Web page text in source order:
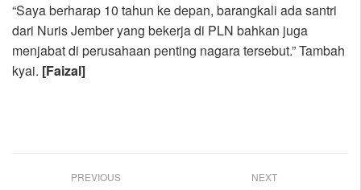
“Saya berharap 10 tahun ke depan, barangkali ada santri
dari Nuris Jember yang bekerja di PLN bahkan juga
menjabat di perusahaan penting nagara tersebut.” Tambah
kyai. [Faizal]
PREVIOUS NEXT